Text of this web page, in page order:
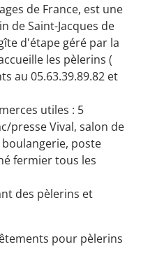
de France, est une
de Saint-Jacques de
d'étape géré par la
les pèlerins (
au 05.63.39.89.82 et
utiles : 5
presse Vival, salon de
poste
fermier tous les
des pèlerins et
pour pèlerins